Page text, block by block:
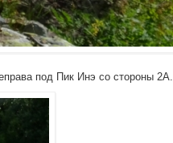
под Пик Инэ со стороны 2А.